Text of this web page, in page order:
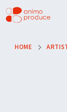
コ
ン
トピックス
HOME